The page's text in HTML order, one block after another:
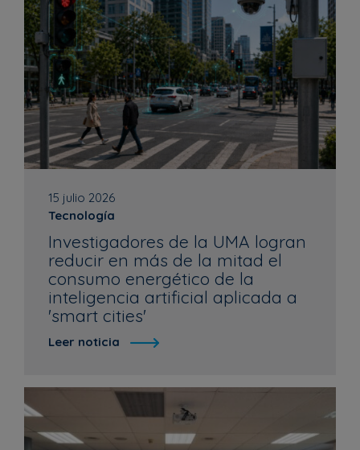
15 julio 2026
Tecnología
Investigadores de la UMA logran
reducir en más de la mitad el
consumo energético de la
inteligencia artificial aplicada a
'smart cities'
Leer noticia